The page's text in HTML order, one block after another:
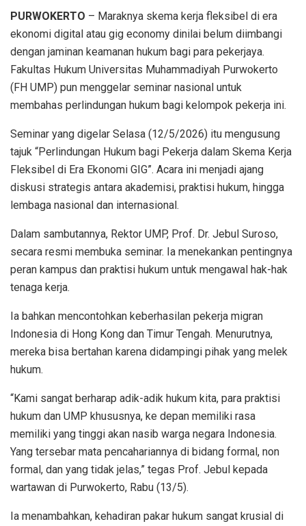
PURWOKERTO – Maraknya skema kerja fleksibel di era
ekonomi digital atau gig economy dinilai belum diimbangi
dengan jaminan keamanan hukum bagi para pekerjaya.
Fakultas Hukum Universitas Muhammadiyah Purwokerto
(FH UMP) pun menggelar seminar nasional untuk
membahas perlindungan hukum bagi kelompok pekerja ini.
Seminar yang digelar Selasa (12/5/2026) itu mengusung
tajuk “Perlindungan Hukum bagi Pekerja dalam Skema Kerja
Fleksibel di Era Ekonomi GIG”. Acara ini menjadi ajang
diskusi strategis antara akademisi, praktisi hukum, hingga
lembaga nasional dan internasional.
Dalam sambutannya, Rektor UMP, Prof. Dr. Jebul Suroso,
secara resmi membuka seminar. Ia menekankan pentingnya
peran kampus dan praktisi hukum untuk mengawal hak-hak
tenaga kerja.
Ia bahkan mencontohkan keberhasilan pekerja migran
Indonesia di Hong Kong dan Timur Tengah. Menurutnya,
mereka bisa bertahan karena didampingi pihak yang melek
hukum.
“Kami sangat berharap adik-adik hukum kita, para praktisi
hukum dan UMP khususnya, ke depan memiliki rasa
memiliki yang tinggi akan nasib warga negara Indonesia.
Yang tersebar mata pencahariannya di bidang formal, non
formal, dan yang tidak jelas,” tegas Prof. Jebul kepada
wartawan di Purwokerto, Rabu (13/5).
Ia menambahkan, kehadiran pakar hukum sangat krusial di